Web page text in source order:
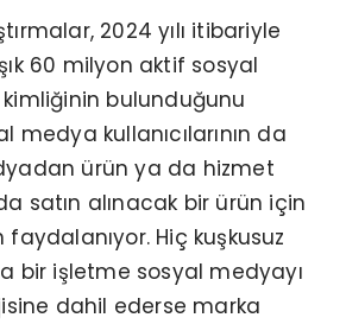
2024 yılı itibariyle
60 milyon aktif sosyal
kimliğinin bulunduğunu
medya kullanıcılarının da
ürün ya da hizmet
satın alınacak bir ürün için
Hiç kuşkusuz
bir işletme sosyal medyayı
dahil ederse marka